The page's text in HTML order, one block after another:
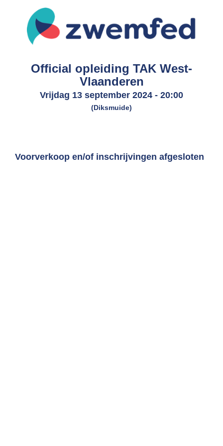
Official opleiding TAK West-
Vlaanderen
Vrijdag 13 september 2024 - 20:00
(Diksmuide)
Voorverkoop en/of inschrijvingen afgesloten